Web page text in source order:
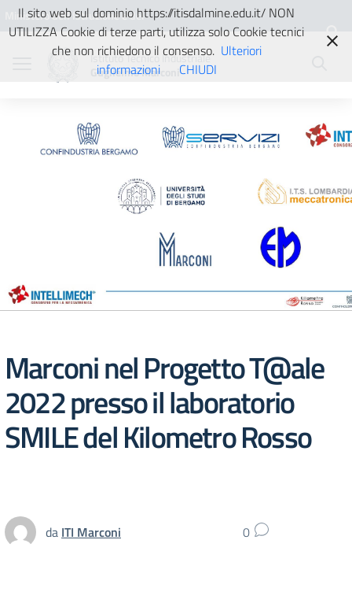
Vai ai contenuti
Vai al menu di navigazione
Vai al footer
Ministero dell'Istruzione e del
Istituto Tecnico Industriale
Guglielmo Marconi
Marconi nel Progetto T@ale
2022 presso il laboratorio
SMILE del Kilometro Rosso
da ITI Marconi 0
Il sito web sul dominio https://itisdalmine.edu.it/ NON
UTILIZZA Cookie di terze parti, utilizza solo Cookie tecnici
che non richiedono il consenso. Ulteriori
informazioni
CHIUDI